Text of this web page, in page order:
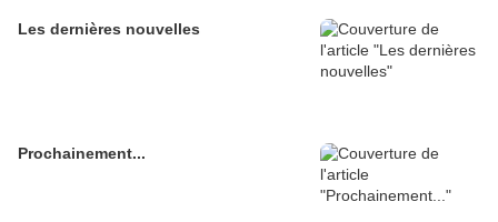
Les dernières nouvelles
Prochainement...